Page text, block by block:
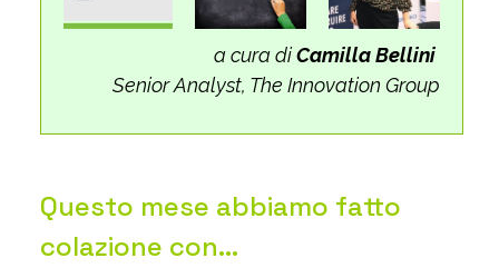
a cura diCamilla Bellini
Senior Analyst, The Innovation Group
Questo mese abbiamo fatto
colazione con…